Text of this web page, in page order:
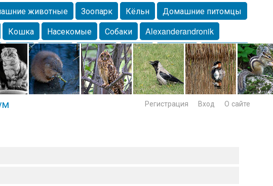
животные Зоопарк Кёльн
Домашние питомцы
Кошка Насекомые Собаки
Alexanderandronik
Зима Морда Собачка Осень Портрет
Домашние
Коты Lebert Дикие птицы Утка Самара
Лебеди
Регистрация Вход О сайте